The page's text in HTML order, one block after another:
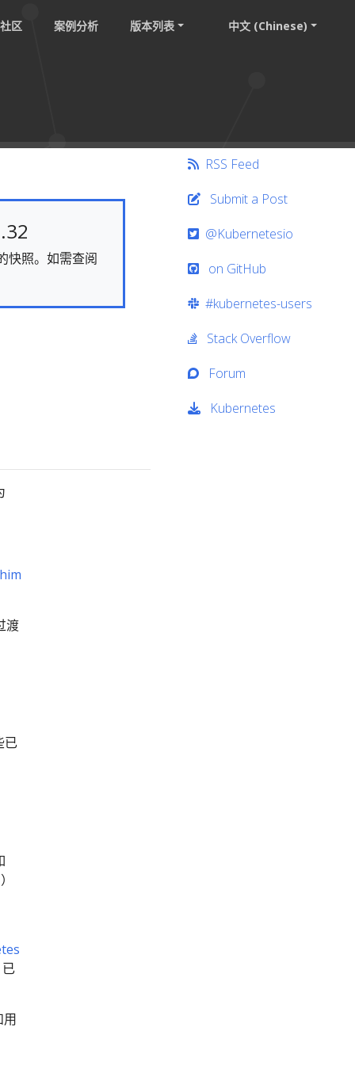
社区 案例分析 版本列表 中文 (Chinese)
快照。如需查阅
渡
已
用
RSS Feed
Submit a Post
@Kubernetesio
on GitHub
#kubernetes-users
Stack Overflow
Forum
Kubernetes